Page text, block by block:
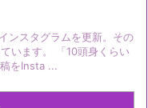
ンスタグラムを更新。その
います。 「10頭身くらい
をInsta ...